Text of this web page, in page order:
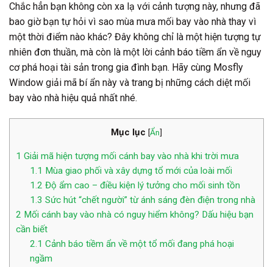
Chắc hẳn bạn không còn xa lạ với cảnh tượng này, nhưng đã
bao giờ bạn tự hỏi vì sao mùa mưa mối bay vào nhà thay vì
một thời điểm nào khác? Đây không chỉ là một hiện tượng tự
nhiên đơn thuần, mà còn là một lời cảnh báo tiềm ẩn về nguy
cơ phá hoại tài sản trong gia đình bạn. Hãy cùng Mosfly
Window giải mã bí ẩn này và trang bị những cách diệt mối
bay vào nhà hiệu quả nhất nhé.
Mục lục [Ẩn]
1 Giải mã hiện tượng mối cánh bay vào nhà khi trời mưa
1.1 Mùa giao phối và xây dựng tổ mới của loài mối
1.2 Độ ẩm cao – điều kiện lý tưởng cho mối sinh tồn
1.3 Sức hút “chết người” từ ánh sáng đèn điện trong nhà
2 Mối cánh bay vào nhà có nguy hiểm không? Dấu hiệu bạn
cần biết
2.1 Cảnh báo tiềm ẩn về một tổ mối đang phá hoại
ngầm